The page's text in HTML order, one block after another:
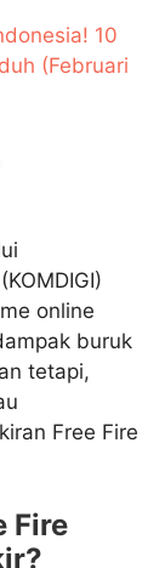
10
(Februari
online
buruk
tetapi,
Free Fire
Fire